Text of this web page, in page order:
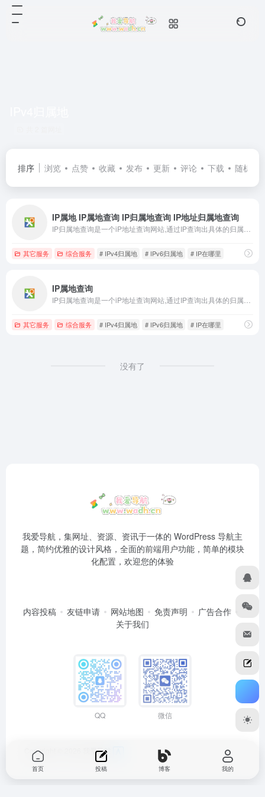
排序 浏览 点赞 收藏 发布 更新 评论 下载 随机
IP属地 IP属地查询 IP归属地查询 IP地址归属地查询
其它服务 综合服务 # IPv4归属地 # IPv6归属地 # IP在哪里
IP属地查询
其它服务 综合服务 # IPv4归属地 # IPv6归属地 # IP在哪里
没有了
我爱导航，集网址、资源、资讯于一体的 WordPress 导航主
题，简约优雅的设计风格，全面的前端用户功能，简单的模块
化配置，欢迎您的体验
内容投稿 友链申请 网站地图 免责声明
广告合作
关于我们
QQ 微信
Copyright © 2026 我爱导航
首页 投稿 博客 我的